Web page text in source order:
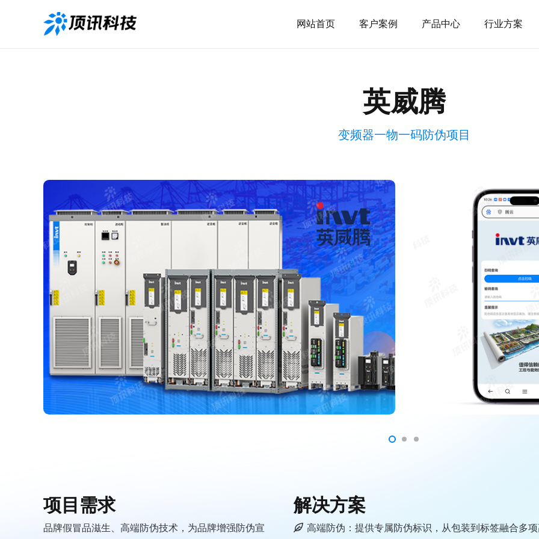
网站首页 客户案例 产品中心 行业方案
英威腾
变频器一物一码防伪项目
项目需求
品牌假冒品滋生、高端防伪技术，为品牌增强防伪宣
解决方案
高端防伪：提供专属防伪标识，从包装到标签融合多